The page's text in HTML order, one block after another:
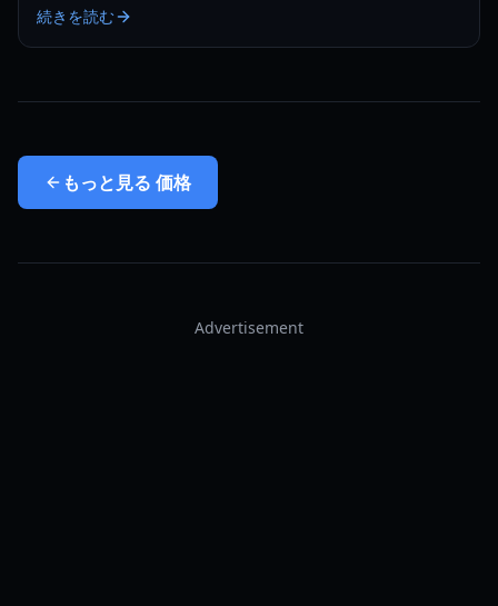
続きを読む
もっと見る 価格
Advertisement